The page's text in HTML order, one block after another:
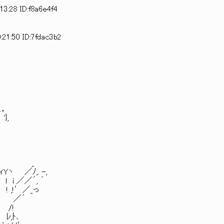
ID:f8a6e4f4
ID:7fdac3b2
∧ _
／ﾉ,. -,
／´, ´
_っ
´
/!
ﾄ､